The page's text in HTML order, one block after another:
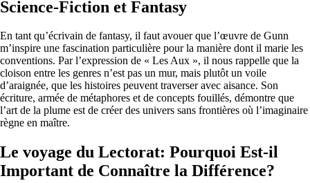
Science-Fiction et Fantasy
En tant qu’écrivain de fantasy, il faut avouer que l’œuvre de Gunn
m’inspire une fascination particulière pour la manière dont il marie les
conventions. Par l’expression de « Les Aux », il nous rappelle que la
cloison entre les genres n’est pas un mur, mais plutôt un voile
d’araignée, que les histoires peuvent traverser avec aisance. Son
écriture, armée de métaphores et de concepts fouillés, démontre que
l’art de la plume est de créer des univers sans frontières où l’imaginaire
règne en maître.
Le voyage du Lectorat: Pourquoi Est-il
Important de Connaître la Différence?